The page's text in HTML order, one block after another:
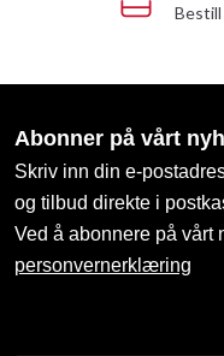
Abonner på vårt
Skriv inn din e-
og tilbud direkte i
Ved å abonnere på vårt
personvernerklæring